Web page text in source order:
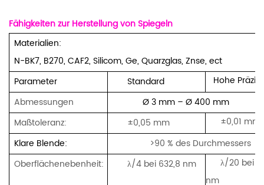
Fähigkeiten zur Herstellung von Spiegeln
Materialien:
N-BK7, B270, CAF2, Silicom, Ge, Quarzglas, Znse, ect
Parameter
Standard
Hohe
Abmessungen
Ø 3 mm – Ø400 mm
Maßtoleranz:
±0,05 mm
±0,01 mm
Klare Blende:
>90 % des Durchmessers
Oberflächenebenheit:
λ/4 bei 632,8 nm
λ/20 bei
nm